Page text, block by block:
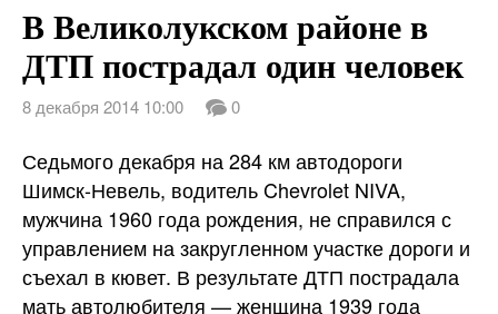
В Великолукском районе в
ДТП пострадал один человек
8 декабря 2014 10:00 0
Седьмого декабря на 284 км автодороги
Шимск-Невель, водитель Chevrolet NIVA,
мужчина 1960 года рождения, не справился с
управлением на закругленном участке дороги и
съехал в кювет. В результате ДТП пострадала
мать автолюбителя — женщина 1939 года